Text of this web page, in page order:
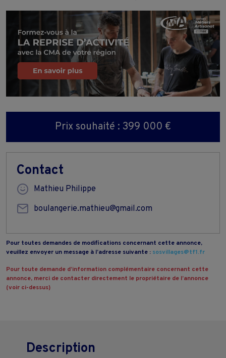
Prix souhaité : 399 000 €
Contact
Mathieu Philippe
boulangerie.mathieu@gmail.com
Pour toutes demandes de modifications concernant cette annonce,
veuillez envoyer un message à l’adresse suivante : sosvillages@tf1.fr
Pour toute demande d’information complémentaire concernant cette
annonce, merci de contacter directement le propriétaire de l’annonce
(voir ci-dessus)
Description